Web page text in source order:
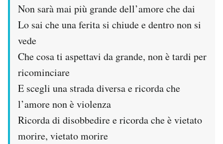
Non sarà mai più grande dell’amore che dai
Lo sai che una ferita si chiude e dentro non si
vede
Che cosa ti aspettavi da grande, non è tardi per
ricominciare
E scegli una strada diversa e ricorda che
l’amore non è violenza
Ricorda di disobbedire e ricorda che è vietato
morire, vietato morire